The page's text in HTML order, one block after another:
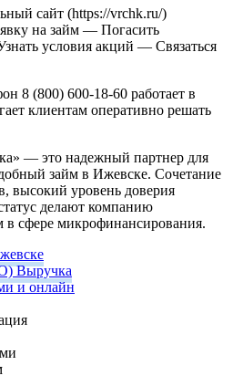
сайт (https://vrchk.ru/)
на займ — Погасить
условия акций — Связаться
8 (800) 600-18-60 работает в
клиентам оперативно решать
— это надежный партнер для
займ в Ижевске. Сочетание
высокий уровень доверия
делают компанию
сфере микрофинансирования.
Выручка
и онлайн